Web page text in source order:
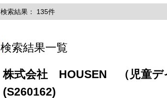
検索結果： 135件
検索結果一覧
株式会社 HOUSEN （児童デ
(S260162)